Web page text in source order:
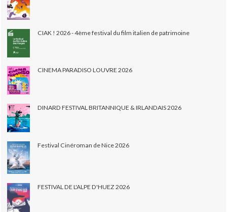
CIAK ! 2026 - 4ème festival du film italien de patrimoine
CINEMA PARADISO LOUVRE 2026
DINARD FESTIVAL BRITANNIQUE & IRLANDAIS 2026
Festival Cinéroman de Nice 2026
FESTIVAL DE L'ALPE D'HUEZ 2026